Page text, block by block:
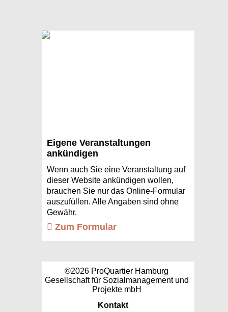
Eigene Veranstaltungen
ankündigen
Wenn auch Sie eine Veranstaltung auf
dieser Website ankündigen wollen,
brauchen Sie nur das Online-Formular
auszufüllen. Alle Angaben sind ohne
Gewähr.
Zum Formular
©2026 ProQuartier Hamburg
Gesellschaft für Sozialmanagement und
Projekte mbH
Kontakt